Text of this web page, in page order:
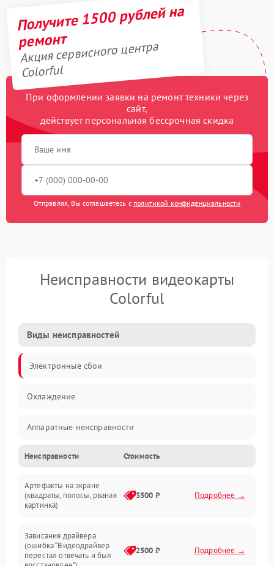
Получите 1500 рублей на
ремонт
Акция сервисного центра
Colorful
При оформлении заявки на ремонт техники через
сайт,
действует персональная бессрочная скидка
Отправляя, Вы соглашаетесь с политикой конфиденциальности
Неисправности видеокарты
Colorful
Виды неисправностей
Электронные сбои
Охлаждение
Аппаратные неисправности
Перегрев и термопроблемы
Видео
Интерфейсные и коммуникационные проблемы
Неисправности Стоимость
Артефакты на экране
(квадраты, полосы, рваная
картинка)
3500 ₽ Подробнее →
Зависания драйвера
(ошибка “Видеодрайвер
перестал отвечать и был
2500 ₽ Подробнее →